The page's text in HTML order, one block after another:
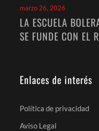
marzo 26, 2026
LA ESCUELA
SE FUNDE CON EL
Enlaces de interés
Política de privacidad
Aviso Legal